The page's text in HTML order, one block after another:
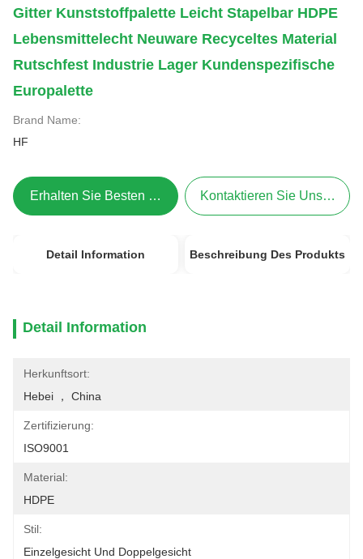
Gitter Kunststoffpalette Leicht Stapelbar HDPE
Lebensmittelecht Neuware Recyceltes Material
Rutschfest Industrie Lager Kundenspezifische
Europalette
Brand Name:
HF
Erhalten Sie Besten Preis Kontaktieren Sie Uns Jetzt
Detail Information Beschreibung Des Produkts
Detail Information
Herkunftsort:
Hebei ， China
Zertifizierung:
ISO9001
Material:
HDPE
Stil:
Einzelgesicht Und Doppelgesicht